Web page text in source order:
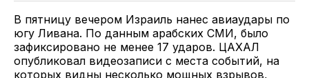
ссылкой
В пятницу вечером Израиль нанес авиаудары по
югу Ливана. По данным арабских СМИ, было
зафиксировано не менее 17 ударов. ЦАХАЛ
опубликовал видеозаписи с места событий, на
которых видны несколько мощных взрывов,